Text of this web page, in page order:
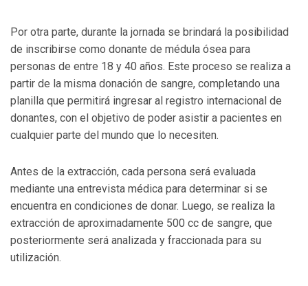
Por otra parte, durante la jornada se brindará la posibilidad
de inscribirse como donante de médula ósea para
personas de entre 18 y 40 años. Este proceso se realiza a
partir de la misma donación de sangre, completando una
planilla que permitirá ingresar al registro internacional de
donantes, con el objetivo de poder asistir a pacientes en
cualquier parte del mundo que lo necesiten.
Antes de la extracción, cada persona será evaluada
mediante una entrevista médica para determinar si se
encuentra en condiciones de donar. Luego, se realiza la
extracción de aproximadamente 500 cc de sangre, que
posteriormente será analizada y fraccionada para su
utilización.